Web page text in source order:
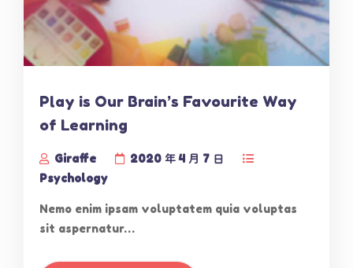
Play is Our Brain’s Favourite Way
of Learning
Giraffe
2020 年 4 月 7 日
Psychology
Nemo enim ipsam voluptatem quia voluptas
sit aspernatur…